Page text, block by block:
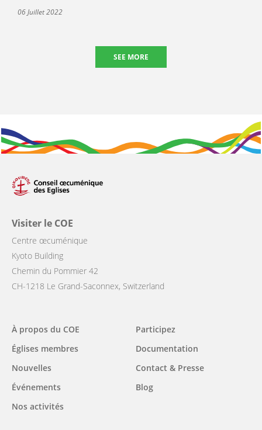
06 Juillet 2022
SEE MORE
Visiter le COE
Centre œcuménique
Kyoto Building
Chemin du Pommier 42
CH-1218 Le Grand-Saconnex, Switzerland
Main
navigation
À propos du COE
Églises membres
Nouvelles
Événements
Nos activités
Participez
Documentation
Contact & Presse
Blog